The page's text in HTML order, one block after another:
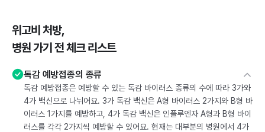
위고비 처방,
병원 가기 전 체크 리스트
독감 예방접종의 종류
독감 예방접종은 예방할 수 있는 독감 바이러스 종류의 수에 따라 3가와
4가 백신으로 나뉘어요. 3가 독감 백신은 A형 바이러스 2가지와 B형 바
이러스 1가지를 예방하고, 4가 독감 백신은 인플루엔자 A형과 B형 바이
러스를 각각 2가지씩 예방할 수 있어요. 현재는 대부분의 병원에서 4가